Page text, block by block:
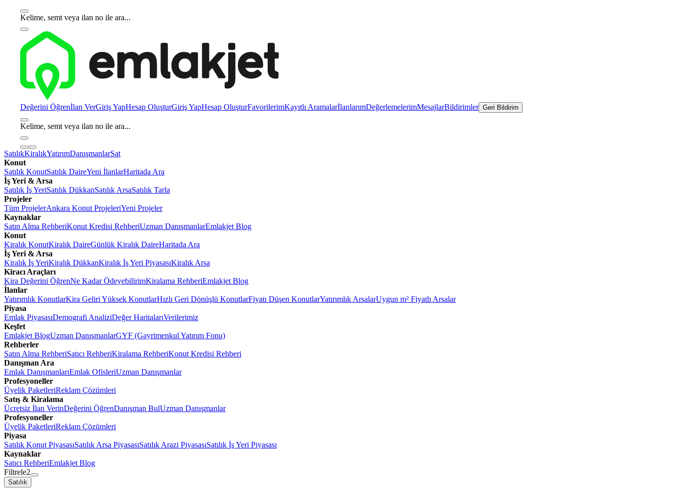
Kelime, semt veya ilan no ile ara...
Değerini Öğrenİlan VerGiriş YapHesap OluşturGiriş YapHesap OluşturFavorilerimKayıtlı AramalarİlanlarımDeğerlemelerimMesajlarBildirimler Geri Bildirim
Kelime, semt veya ilan no ile ara...
SatılıkKiralıkYatırımDanışmanlarSat
Konut
Satılık KonutSatılık DaireYeni İlanlarHaritada Ara
İş Yeri & Arsa
Satılık İş YeriSatılık DükkanSatılık ArsaSatılık Tarla
Projeler
Tüm ProjelerAnkara Konut ProjeleriYeni Projeler
Kaynaklar
Satın Alma RehberiKonut Kredisi RehberiUzman DanışmanlarEmlakjet Blog
Konut
Kiralık KonutKiralık DaireGünlük Kiralık DaireHaritada Ara
İş Yeri & Arsa
Kiralık İş YeriKiralık DükkanKiralık İş Yeri PiyasasıKiralık Arsa
Kiracı Araçları
Kira Değerini ÖğrenNe Kadar ÖdeyebilirimKiralama RehberiEmlakjet Blog
İlanlar
Yatırımlık KonutlarKira Geliri Yüksek KonutlarHızlı Geri Dönüşlü KonutlarFiyatı Düşen KonutlarYatırımlık ArsalarUygun m² Fiyatlı Arsalar
Piyasa
Emlak PiyasasıDemografi AnaliziDeğer HaritalarıVerilerimiz
Keşfet
Emlakjet BlogUzman DanışmanlarGYF (Gayrimenkul Yatırım Fonu)
Rehberler
Satın Alma RehberiSatıcı RehberiKiralama RehberiKonut Kredisi Rehberi
Danışman Ara
Emlak DanışmanlarıEmlak OfisleriUzman Danışmanlar
Profesyoneller
Üyelik PaketleriReklam Çözümleri
Satış & Kiralama
Ücretsiz İlan VerinDeğerini ÖğrenDanışman BulUzman Danışmanlar
Profesyoneller
Üyelik PaketleriReklam Çözümleri
Piyasa
Satılık Konut PiyasasıSatılık Arsa PiyasasıSatılık Arazi PiyasasıSatılık İş Yeri Piyasası
Kaynaklar
Satıcı RehberiEmlakjet Blog
Filtrele2
Satılık